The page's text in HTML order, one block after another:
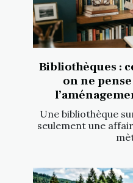
Bibliothèques :
on ne
Une bibliothèque
seulement une